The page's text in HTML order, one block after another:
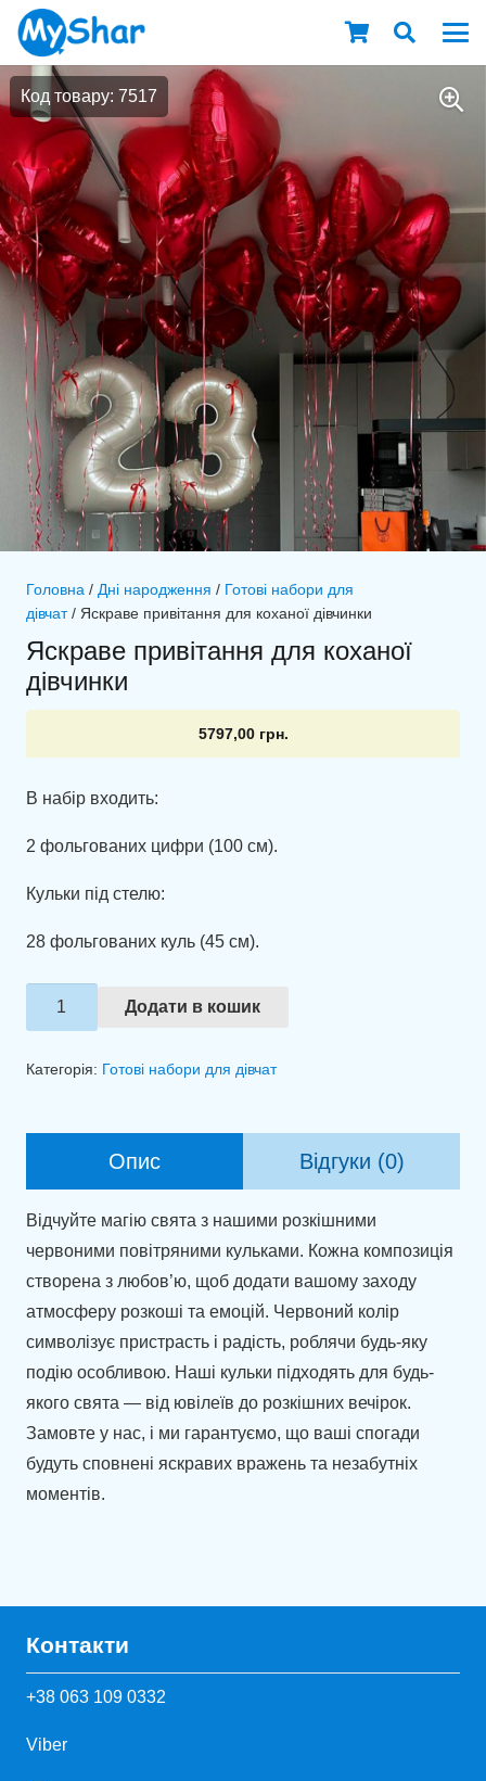
Код товару: 7517
Головна / Дні народження / Готові набори для
дівчат/ Яскраве привітання для коханої дівчинки
Яскраве привітання для коханої
дівчинки
5797,00 грн.
В набір входить:
2 фольгованих цифри (100 см).
Кульки під стелю:
28 фольгованих куль (45 см).
Яскраве
привітання
Додати в кошик
Категорія: Готові набори для дівчат
Опис Відгуки (0)
Відчуйте магію свята з нашими розкішними
червоними повітряними кульками. Кожна композиція
створена з любов’ю, щоб додати вашому заходу
атмосферу розкоші та емоцій. Червоний колір
символізує пристрасть і радість, роблячи будь-яку
подію особливою. Наші кульки підходять для будь-
якого свята — від ювілеїв до розкішних вечірок.
Замовте у нас, і ми гарантуємо, що ваші спогади
будуть сповнені яскравих вражень та незабутніх
моментів.
Контакти
+38 063 109 0332
Viber